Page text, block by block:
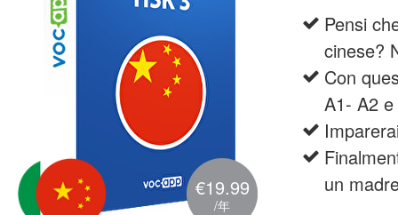
€19.99
/年
Pensi
cinese?
Con
A1- A2
un